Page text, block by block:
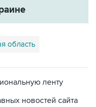
область
ленту
новостей сайта